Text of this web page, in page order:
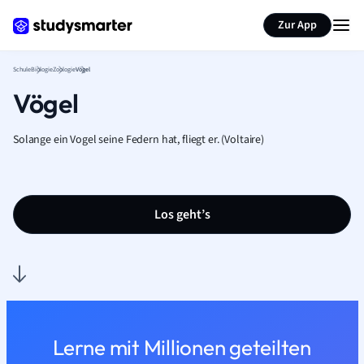
Zur App
SchuleBiologieZoologieVögel
Vögel
Solange ein Vogel seine Federn hat, fliegt er. (Voltaire)
Los geht’s
Lerne mit Millionen geteilten
Seite zusammenfassen